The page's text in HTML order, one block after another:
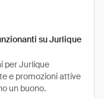
su Jurlique
per Jurlique
e promozioni attive
un buono.